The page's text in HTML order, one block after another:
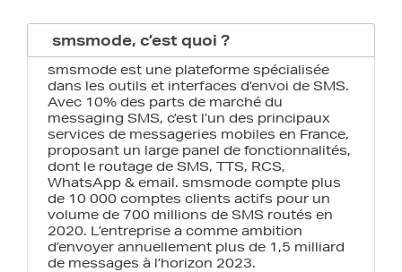
smsmode, c’est quoi ?
smsmode est une plateforme spécialisée
dans les outils et interfaces d’envoi de SMS.
Avec 10% des parts de marché du
messaging SMS, c’est l’un des principaux
services de messageries mobiles en France,
proposant un large panel de fonctionnalités,
dont le routage de SMS, TTS, RCS,
WhatsApp & email. smsmode compte plus
de 10 000 comptes clients actifs pour un
volume de 700 millions de SMS routés en
2020. L’entreprise a comme ambition
d’envoyer annuellement plus de 1,5 milliard
de messages à l’horizon 2023.